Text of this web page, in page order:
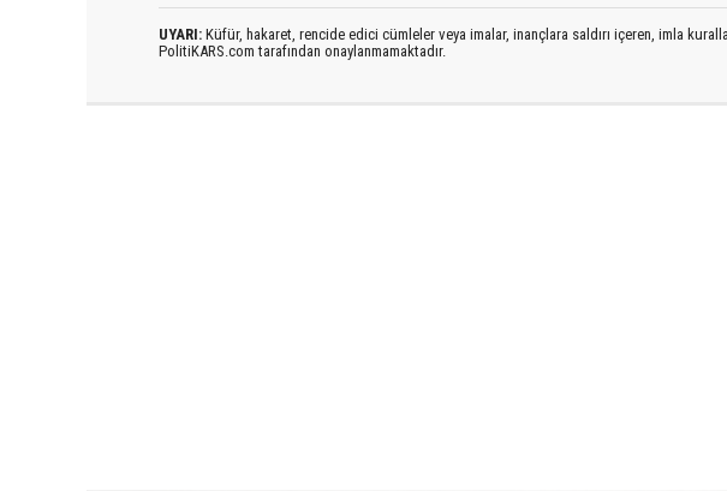
UYARI: Küfür, hakaret, rencide edici cümleler veya imalar, inançlara saldırı içeren, imla
PolitiKARS.com tarafından onaylanmamaktadır.